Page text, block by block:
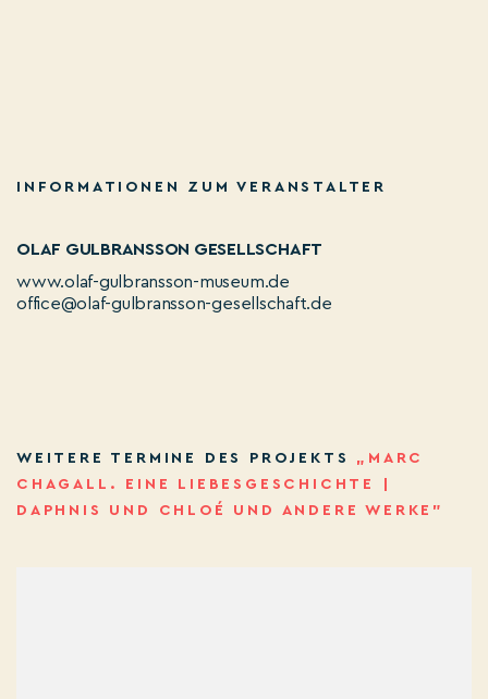
INFORMATIONEN ZUM VERANSTALTER
OLAF GULBRANSSON GESELLSCHAFT
www.olaf-gulbransson-museum.de
office@olaf-gulbransson-gesellschaft.de
WEITERE TERMINE DES PROJEKTS „MARC
CHAGALL. EINE LIEBESGESCHICHTE |
DAPHNIS UND CHLOÉ UND ANDERE WERKE”